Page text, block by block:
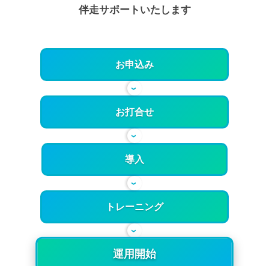
伴走サポートいたします
お申込み
›
お打合せ
›
導入
›
トレーニング
›
運用開始